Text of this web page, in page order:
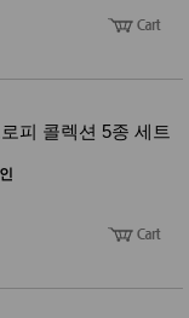
피 콜렉션 5종 세트